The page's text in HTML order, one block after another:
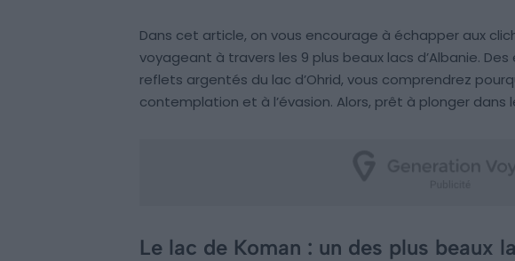
Dans cet article, on vous encourage à échapper aux
voyageant à travers les 9 plus beaux lacs d’Albanie.
reflets argentés du lac d’Ohrid, vous comprendrez
contemplation et à l’évasion. Alors, prêt à plonger dans
Le lac de Koman : un des plus beaux